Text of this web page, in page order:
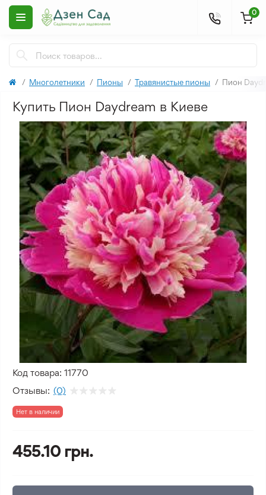
0
Многолетники Пионы Травянистые пионы Пион
Купить Пион Daydream в Киеве
Код товара: 11770
Отзывы: (0)
Нет в наличии
455.10 грн.